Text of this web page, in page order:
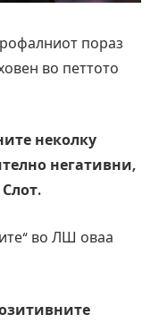
пораз
во петтото
неколку
негативни,
во ЛШ оваа